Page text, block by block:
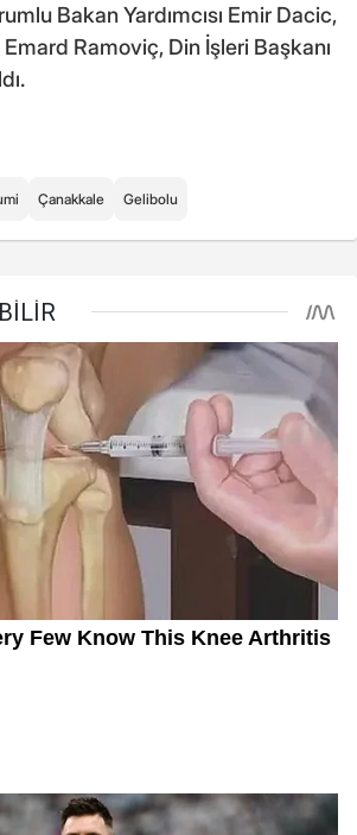
Bakan Yardımcısı Emir Dacic,
Ramoviç, Din İşleri Başkanı
Çanakkale Gelibolu